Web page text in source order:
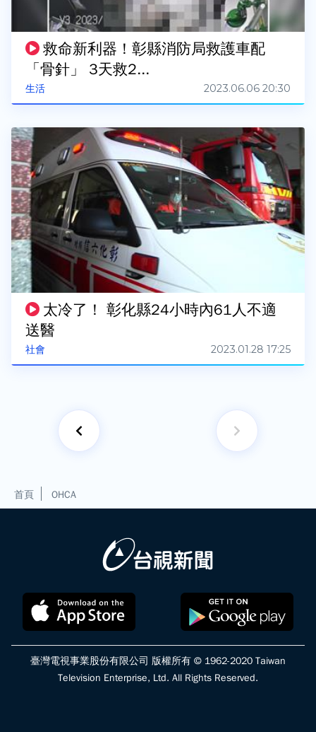
生活
救命新利器！彰縣消防局救護車配
「骨針」 3天救2...
2023.06.06 20:30
社會
太冷了！ 彰化縣24小時內61人不適
送醫
2023.01.28 17:25
首頁 OHCA
臺灣電視事業股份有限公司 版權所有 © 1962-2020 Taiwan
Television Enterprise, Ltd. All Rights Reserved.